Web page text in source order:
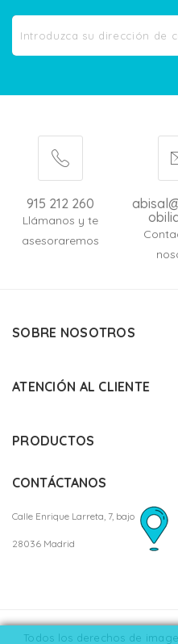
915 212 260
Llámanos y te
asesoraremos
SOBRE NOSOTROS
ATENCIÓN AL CLIENTE
PRODUCTOS
CONTÁCTANOS
Calle Enrique Larreta, 7, bajo
28036 Madrid
Todos los derechos de